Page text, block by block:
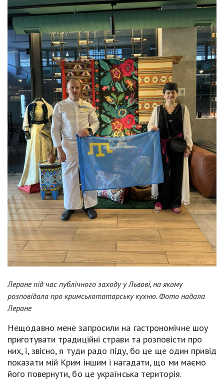
Леране під час публічного заходу у Львові, на якому
розповідала про кримськотатарську кухню. Фото надала
Леране
Нещодавно мене запросили на гастрономічне шоу
приготувати традиційні страви та розповісти про
них, і, звісно, я туди радо піду, бо це ще один привід
показати мій Крим іншим і нагадати, що ми маємо
його повернути, бо це українська територія.